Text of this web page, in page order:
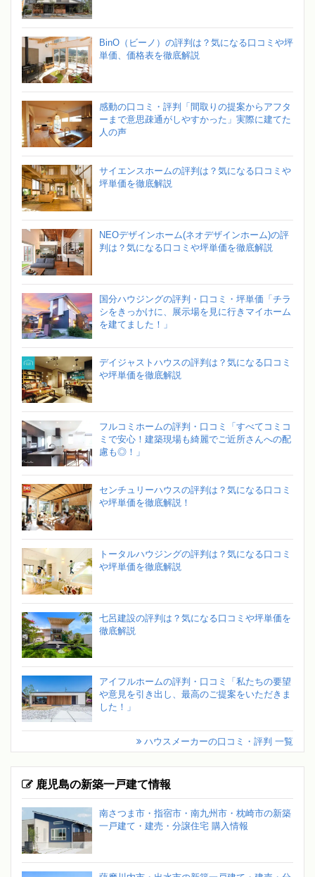
BinO（ビーノ）の評判は？気になる口コミや坪
単価、価格表を徹底解説
感動の口コミ・評判「間取りの提案からアフタ
ーまで意思疎通がしやすかった」実際に建てた
人の声
サイエンスホームの評判は？気になる口コミや
坪単価を徹底解説
NEOデザインホーム(ネオデザインホーム)の評
判は？気になる口コミや坪単価を徹底解説
国分ハウジングの評判・口コミ・坪単価「チラ
シをきっかけに、展示場を見に行きマイホーム
を建てました！」
デイジャストハウスの評判は？気になる口コミ
や坪単価を徹底解説
フルコミホームの評判・口コミ「すべてコミコ
ミで安心！建築現場も綺麗でご近所さんへの配
慮も◎！」
センチュリーハウスの評判は？気になる口コミ
や坪単価を徹底解説！
トータルハウジングの評判は？気になる口コミ
や坪単価を徹底解説
七呂建設の評判は？気になる口コミや坪単価を
徹底解説
アイフルホームの評判・口コミ「私たちの要望
や意見を引き出し、最高のご提案をいただきま
した！」
ハウスメーカーの口コミ・評判 一覧
鹿児島の新築一戸建て情報
南さつま市・指宿市・南九州市・枕崎市の新築
一戸建て・建売・分譲住宅 購入情報